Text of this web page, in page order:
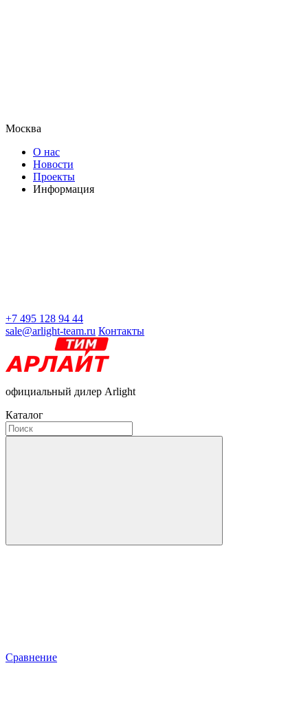
Москва
О нас
Новости
Проекты
Информация
+7 495 128 94 44
sale@arlight-team.ru Контакты
официальный дилер Arlight
Каталог
Сравнение